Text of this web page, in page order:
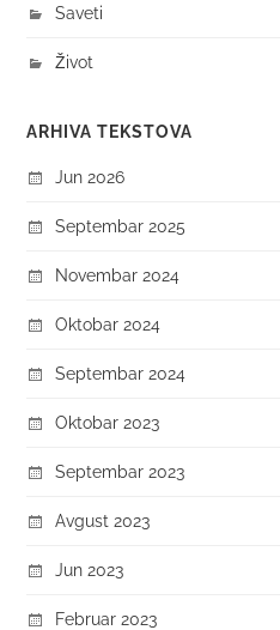
Saveti
Život
ARHIVA TEKSTOVA
Jun 2026
Septembar 2025
Novembar 2024
Oktobar 2024
Septembar 2024
Oktobar 2023
Septembar 2023
Avgust 2023
Jun 2023
Februar 2023